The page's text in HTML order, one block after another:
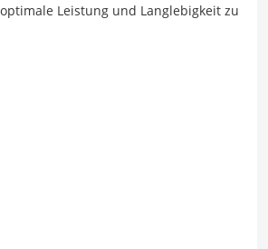
Leistung und Langlebigkeit zu